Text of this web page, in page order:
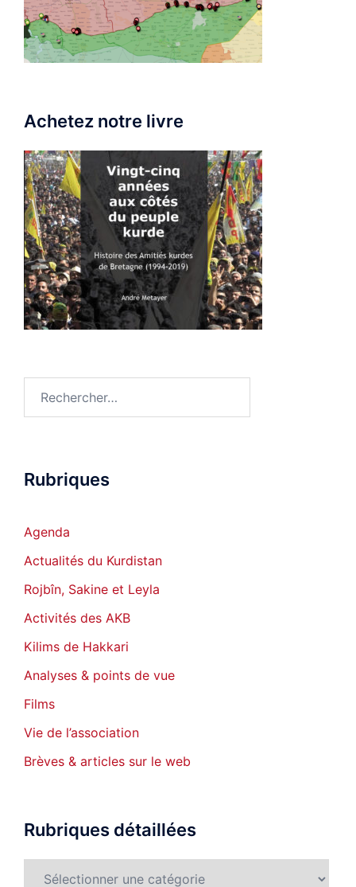
Achetez notre livre
Rubriques
Agenda
Actualités du Kurdistan
Rojbîn, Sakine et Leyla
Activités des AKB
Kilims de Hakkari
Analyses & points de vue
Films
Vie de l’association
Brèves & articles sur le web
Rubriques détaillées